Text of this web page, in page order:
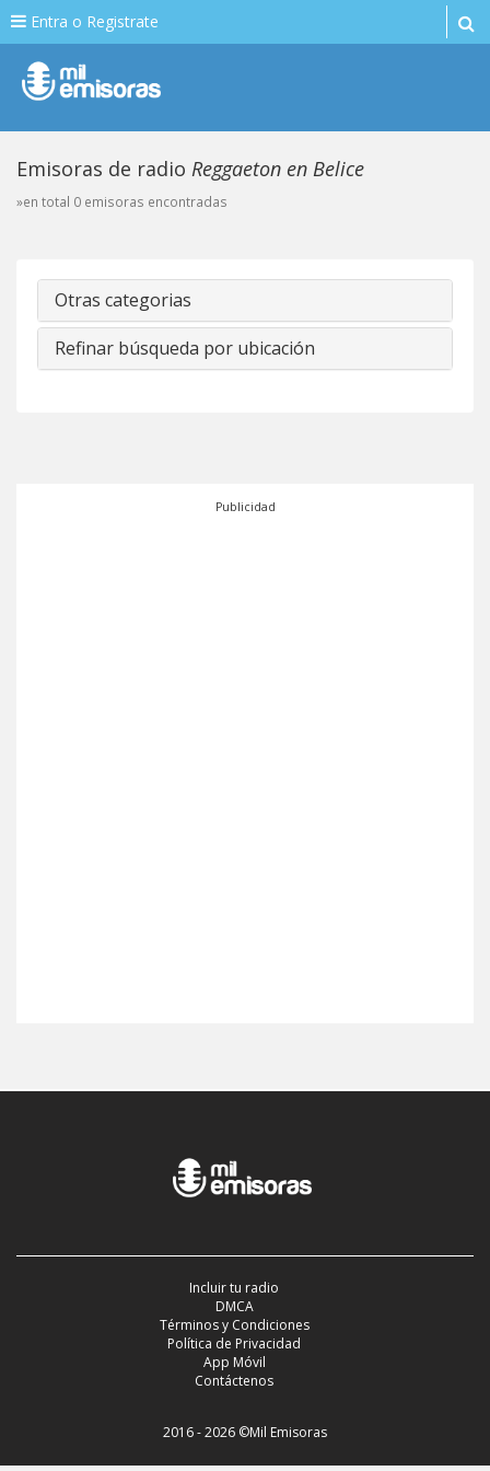
Entra o Registrate
Emisoras de radio Reggaeton en Belice
»en total 0 emisoras encontradas
Otras categorias
Refinar búsqueda por ubicación
Publicidad
Incluir tu radio
DMCA
Términos y Condiciones
Política de Privacidad
App Móvil
Contáctenos
2016 - 2026 ©Mil Emisoras